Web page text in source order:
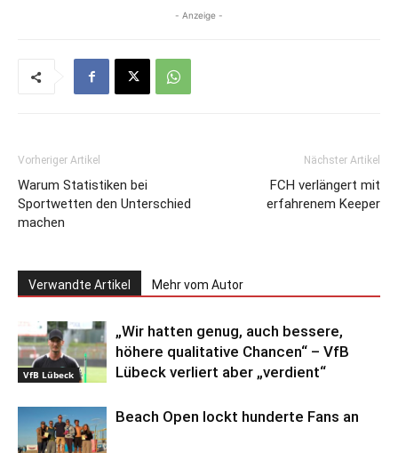
- Anzeige -
Vorheriger Artikel
Warum Statistiken bei
Sportwetten den Unterschied
machen
Nächster Artikel
FCH verlängert mit
erfahrenem Keeper
Verwandte Artikel Mehr vom Autor
VfB Lübeck
„Wir hatten genug, auch bessere,
höhere qualitative Chancen“ – VfB
Lübeck verliert aber „verdient“
Beach Open lockt hunderte Fans an